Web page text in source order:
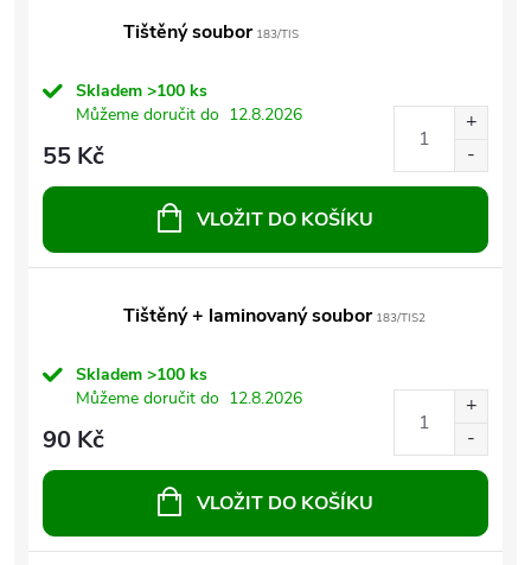
Tištěný soubor183/TIS
Skladem >100 ks
Můžeme doručit do 12.8.2026
55 Kč
VLOŽIT DO KOŠÍKU
Tištěný + laminovaný soubor183/TIS2
Skladem >100 ks
Můžeme doručit do 12.8.2026
90 Kč
VLOŽIT DO KOŠÍKU